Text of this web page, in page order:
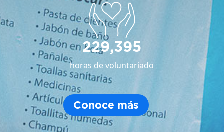
229,395
horas de voluntariado
Conoce más